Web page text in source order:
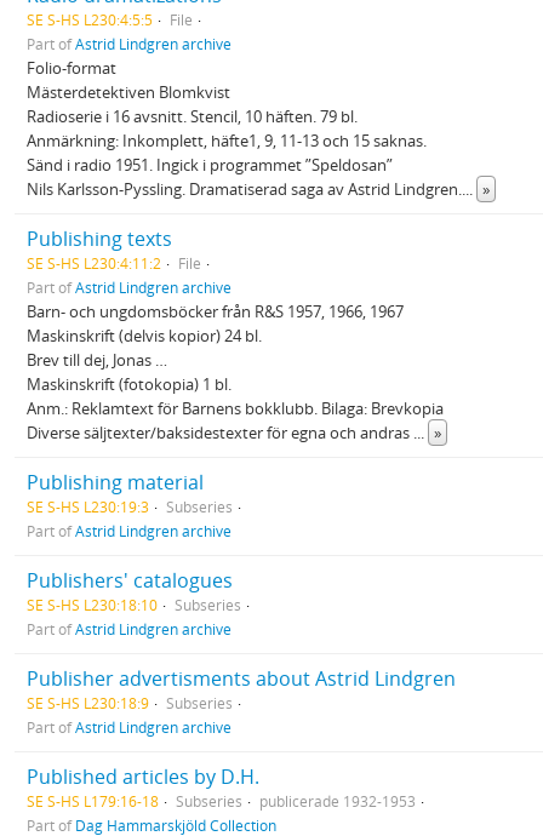
SE S-HS L230:4:5:5
File
Part ofAstrid Lindgren archive
Folio-format
Mästerdetektiven Blomkvist
Radioserie i 16 avsnitt. Stencil, 10 häften. 79 bl.
Anmärkning: Inkomplett, häfte1, 9, 11-13 och 15 saknas.
Sänd i radio 1951. Ingick i programmet ”Speldosan”
Nils Karlsson-Pyssling. Dramatiserad saga av Astrid Lindgren.... »
Publishing texts
SE S-HS L230:4:11:2
File
Part ofAstrid Lindgren archive
Barn- och ungdomsböcker från R&S 1957, 1966, 1967
Maskinskrift (delvis kopior) 24 bl.
Brev till dej, Jonas …
Maskinskrift (fotokopia) 1 bl.
Anm.: Reklamtext för Barnens bokklubb. Bilaga: Brevkopia
Diverse säljtexter/baksidestexter för egna och andras ... »
Publishing material
SE S-HS L230:19:3
Subseries
Part ofAstrid Lindgren archive
Publishers' catalogues
SE S-HS L230:18:10
Subseries
Part ofAstrid Lindgren archive
Publisher advertisments about Astrid Lindgren
SE S-HS L230:18:9
Subseries
Part ofAstrid Lindgren archive
Published articles by D.H.
SE S-HS L179:16-18 Subseries
publicerade 1932-1953
Part ofDag Hammarskjöld Collection